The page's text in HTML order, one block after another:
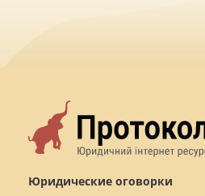
Юридические оговорки